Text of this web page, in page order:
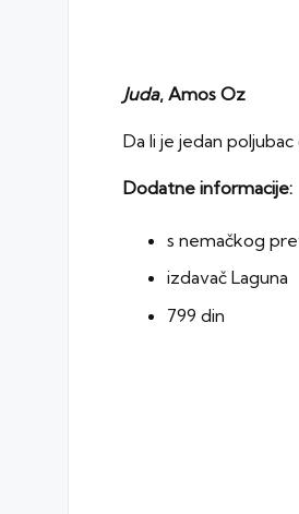
Juda, Amos Oz
Da li je jedan
Dodatne informacije:
s nemačkog
izdavač Laguna
799 din